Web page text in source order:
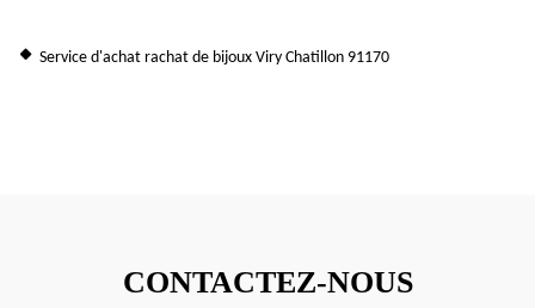
Service d'achat rachat de bijoux Viry Chatillon 91170
CONTACTEZ-NOUS